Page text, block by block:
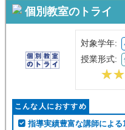
この条件で絞
個別教室のトライ
対象学年:
授業形式:
こんな人におすすめ
指導実績豊富な講師によ